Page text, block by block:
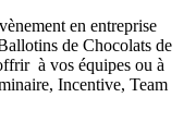
en entreprise
de Chocolats de
à vos équipes ou à
Incentive, Team